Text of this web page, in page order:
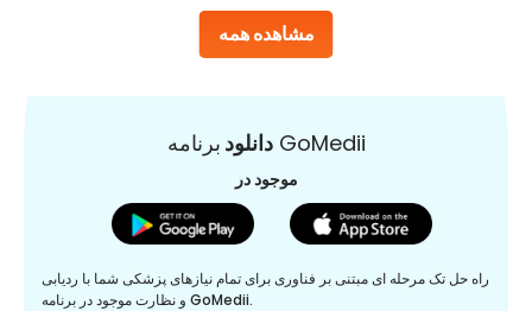
مشاهده همه
دانلودبرنامه GoMedii
موجود در
راه حل تک مرحله ای مبتنی بر فناوری برای تمام نیازهای پزشکی شما با ردیابی
و نظارت موجود در برنامه GoMedii.